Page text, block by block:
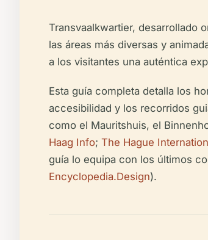
Transvaalkwartier, desarrollado
las áreas más diversas y
a los visitantes una auténtica
Esta guía completa detalla los
accesibilidad y los recorridos
como el Mauritshuis, el
Haag Info; The Hague
guía lo equipa con los últimos
Encyclopedia.Design).